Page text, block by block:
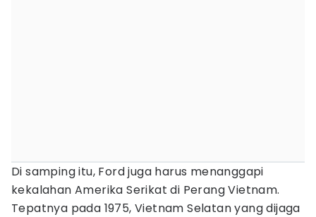
Di samping itu, Ford juga harus menanggapi
kekalahan Amerika Serikat di Perang Vietnam.
Tepatnya pada 1975, Vietnam Selatan yang dijaga